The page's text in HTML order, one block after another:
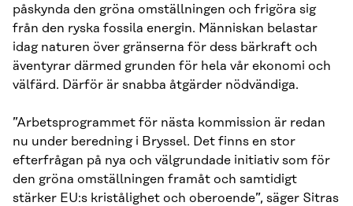
påskynda den gröna omställningen och frigöra sig
från den ryska fossila energin. Människan belastar
idag naturen över gränserna för dess bärkraft och
äventyrar därmed grunden för hela vår ekonomi och
välfärd. Därför är snabba åtgärder nödvändiga.
”Arbetsprogrammet för nästa kommission är redan
nu under beredning i Bryssel. Det finns en stor
efterfrågan på nya och välgrundade initiativ som för
den gröna omställningen framåt och samtidigt
stärker EU:s kristålighet och oberoende”, säger Sitras